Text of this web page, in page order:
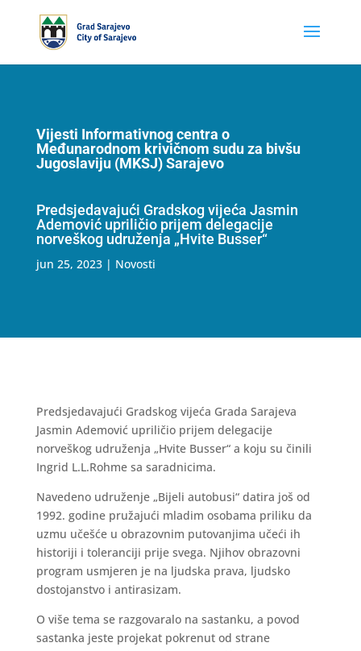
Vijesti Informativnog centra o
Međunarodnom krivičnom sudu za bivšu
Jugoslaviju (MKSJ) Sarajevo
Predsjedavajući Gradskog vijeća Jasmin
Ademović upriličio prijem delegacije
norveškog udruženja „Hvite Busser“
jun 25, 2023| Novosti
Predsjedavajući Gradskog vijeća Grada Sarajeva
Jasmin Ademović upriličio prijem delegacije
norveškog udruženja „Hvite Busser“ a koju su činili
Ingrid L.L.Rohme sa saradnicima.
Navedeno udruženje „Bijeli autobusi“ datira još od
1992. godine pružajući mladim osobama priliku da
uzmu učešće u obrazovnim putovanjima učeći ih
historiji i toleranciji prije svega. Njihov obrazovni
program usmjeren je na ljudska prava, ljudsko
dostojanstvo i antirasizam.
O više tema se razgovaralo na sastanku, a povod
sastanka jeste projekat pokrenut od strane